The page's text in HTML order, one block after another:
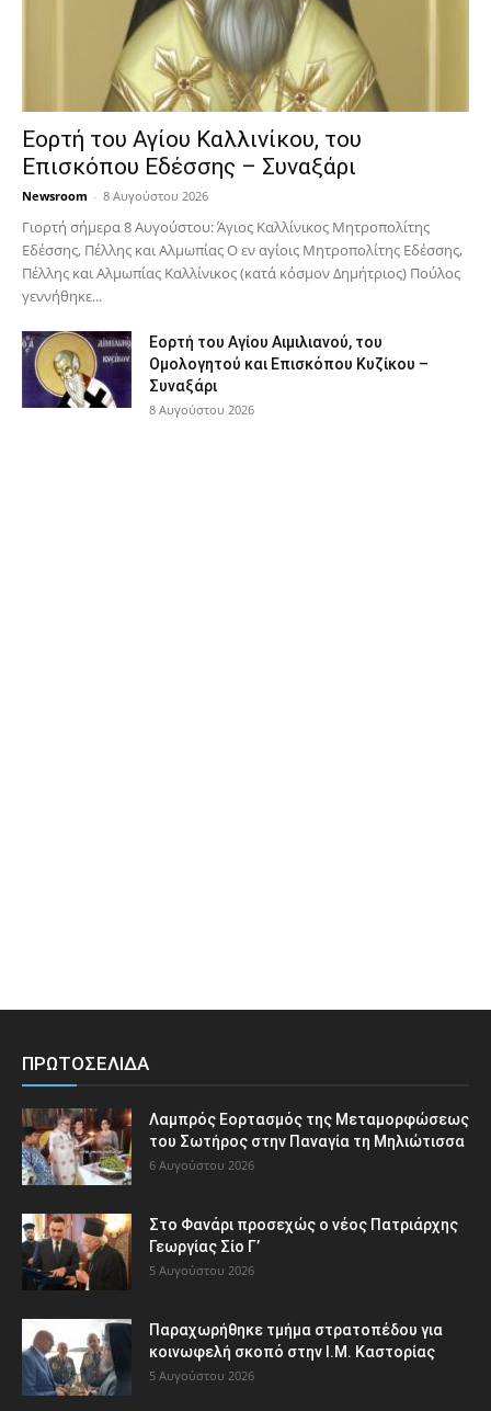
Εορτή του Αγίου Καλλινίκου, του
Επισκόπου Εδέσσης – Συναξάρι
Newsroom - 8 Αυγούστου 2026
Γιορτή σήμερα 8 Αυγούστου: Άγιος Καλλίνικος Μητροπολίτης
Εδέσσης, Πέλλης και Αλμωπίας Ο εν αγίοις Μητροπολίτης Εδέσσης,
Πέλλης και Αλμωπίας Καλλίνικος (κατά κόσμον Δημήτριος) Πούλος
γεννήθηκε...
Εορτή του Αγίου Αιμιλιανού, του
Ομολογητού και Επισκόπου Κυζίκου –
Συναξάρι
8 Αυγούστου 2026
ΠΡΩΤΟΣΕΛΙΔΑ
Λαμπρός Εορτασμός της Μεταμορφώσεως
του Σωτήρος στην Παναγία τη Μηλιώτισσα
6 Αυγούστου 2026
Στο Φανάρι προσεχώς ο νέος Πατριάρχης
Γεωργίας Σίο Γ’
5 Αυγούστου 2026
Παραχωρήθηκε τμήμα στρατοπέδου για
κοινωφελή σκοπό στην Ι.Μ. Καστορίας
5 Αυγούστου 2026